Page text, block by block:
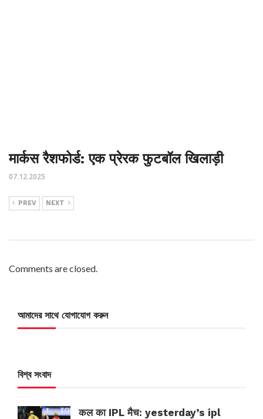
मार्कस रैशफोर्ड: एक प्रेरक फुटबॉल खिलाड़ी
07.12.2025
PREV NEXT
Comments are closed.
আমাদের সাথে যোগাযোগ করুন
বিশ্ব সংবাদ
कल का IPL मैच: yesterday’s ipl